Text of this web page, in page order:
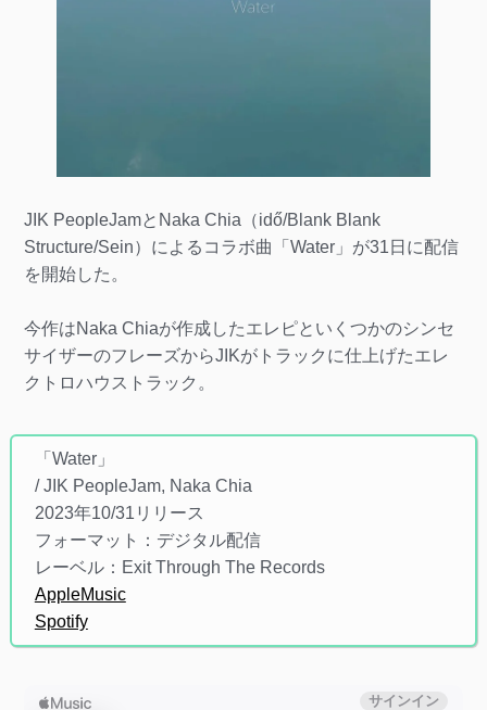
JIK PeopleJamとNaka Chia（idő/Blank Blank
Structure/Sein）によるコラボ曲「Water」が31日に配信
を開始した。
今作はNaka Chiaが作成したエレピといくつかのシンセ
サイザーのフレーズからJIKがトラックに仕上げたエレ
クトロハウストラック。
「Water」
/ JIK PeopleJam, Naka Chia
2023年10/31リリース
フォーマット：デジタル配信
レーベル：Exit Through The Records
AppleMusic
Spotify